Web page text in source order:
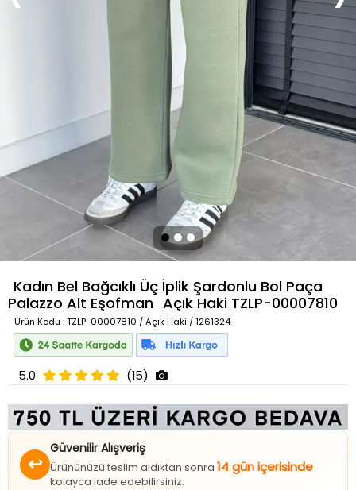
Kadın Bel Bağcıklı Üç İplik Şardonlu Bol Paça
Palazzo Alt Eşofman Açık Haki TZLP-00007810
Ürün Kodu : TZLP-00007810 / Açık Haki / 1261324
5.0 (15)
↩
Güvenilir Alışveriş
Ürününüzü teslim aldıktan sonra 14 gün içerisinde
kolayca iade edebilirsiniz.